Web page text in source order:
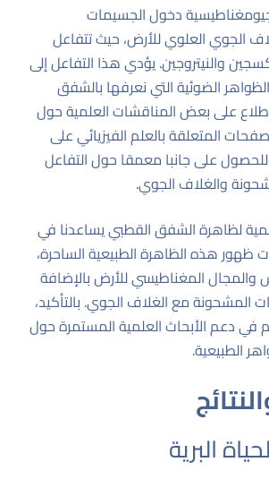
دخول الجسيمات
الجوي العلوي للأرض، حيث تتفاعل
والنيتروجين. يؤدي هذا التفاعل إلى
الضوئية التي نعرفها بالشفق
على بعض المناقشات العلمية حول
المتعلقة بالعلم الفيزيائي على
للحصول على جانبا معمقا حول التفاعل
والغلاف الجوي.
لظاهرة الشفق القطبي يساعدنا في
ظهور هذه الظاهرة الطبيعية الساحرة،
المغناطيسي للأرض بالإضافة
المشحونة مع الغلاف الجوي. بالتأكيد،
دعم الأبحاث العلمية المستمرة حول
الطبيعية.
البرية